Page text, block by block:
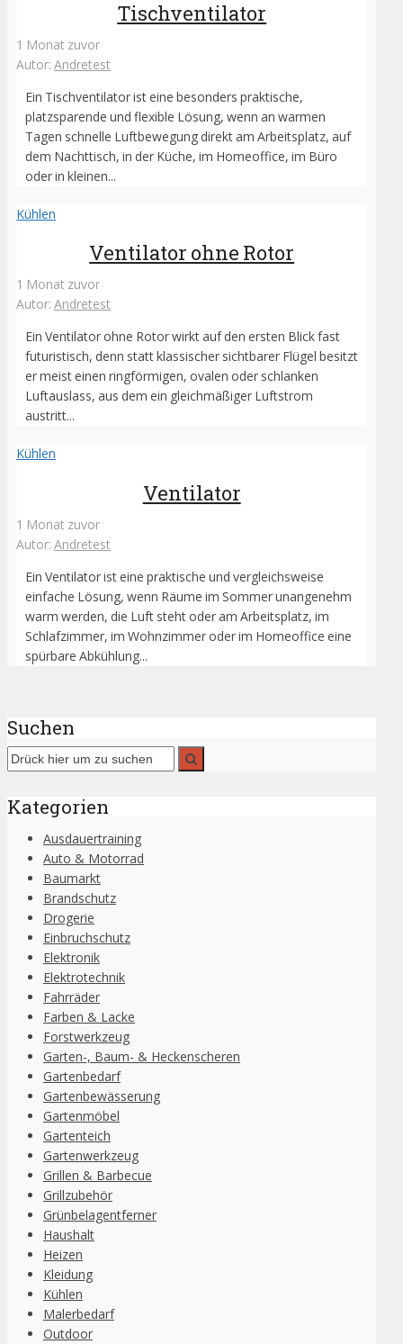
Tischventilator
1 Monat zuvor
Autor: Andretest
Ein Tischventilator ist eine besonders praktische,
platzsparende und flexible Lösung, wenn an warmen
Tagen schnelle Luftbewegung direkt am Arbeitsplatz, auf
dem Nachttisch, in der Küche, im Homeoffice, im Büro
oder in kleinen...
Kühlen
Ventilator ohne Rotor
1 Monat zuvor
Autor: Andretest
Ein Ventilator ohne Rotor wirkt auf den ersten Blick fast
futuristisch, denn statt klassischer sichtbarer Flügel besitzt
er meist einen ringförmigen, ovalen oder schlanken
Luftauslass, aus dem ein gleichmäßiger Luftstrom
austritt...
Kühlen
Ventilator
1 Monat zuvor
Autor: Andretest
Ein Ventilator ist eine praktische und vergleichsweise
einfache Lösung, wenn Räume im Sommer unangenehm
warm werden, die Luft steht oder am Arbeitsplatz, im
Schlafzimmer, im Wohnzimmer oder im Homeoffice eine
spürbare Abkühlung...
Suchen
Kategorien
Ausdauertraining
Auto & Motorrad
Baumarkt
Brandschutz
Drogerie
Einbruchschutz
Elektronik
Elektrotechnik
Fahrräder
Farben & Lacke
Forstwerkzeug
Garten-, Baum- & Heckenscheren
Gartenbedarf
Gartenbewässerung
Gartenmöbel
Gartenteich
Gartenwerkzeug
Grillen & Barbecue
Grillzubehör
Grünbelagentferner
Haushalt
Heizen
Kleidung
Kühlen
Malerbedarf
Outdoor